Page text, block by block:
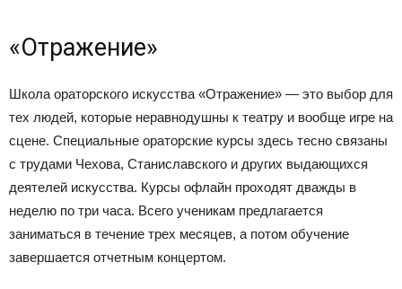
«Отражение»
Школа ораторского искусства «Отражение» — это выбор для
тех людей, которые неравнодушны к театру и вообще игре на
сцене. Специальные ораторские курсы здесь тесно связаны
с трудами Чехова, Станиславского и других выдающихся
деятелей искусства. Курсы офлайн проходят дважды в
неделю по три часа. Всего ученикам предлагается
заниматься в течение трех месяцев, а потом обучение
завершается отчетным концертом.